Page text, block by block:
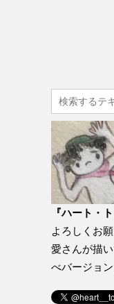
『ハート・
よろしくお
愛さんが描
べバージョン